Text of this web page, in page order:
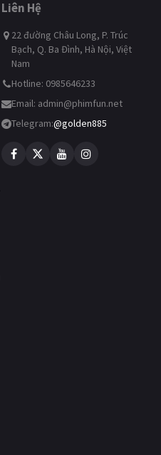
Liên Hệ
22 đường Châu Long, P. Trúc
Bạch, Q. Ba Đình, Hà Nội, Việt
Nam
Hotline: 0985646233
Email: admin@phimfun.net
Telegram:@golden885